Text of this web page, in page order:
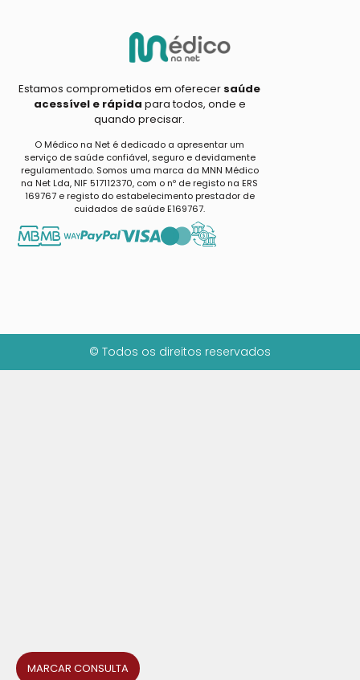
Estamos comprometidos em oferecer saúde
acessível e rápida para todos, onde e
quando precisar.
O Médico na Net é dedicado a apresentar um
serviço de saúde confiável, seguro e devidamente
regulamentado. Somos uma marca da MNN Médico
na Net Lda, NIF 517112370, com o nº de registo na ERS
169767 e registo do estabelecimento prestador de
cuidados de saúde E169767.
MARCAR CONSULTA
© Todos os direitos reservados